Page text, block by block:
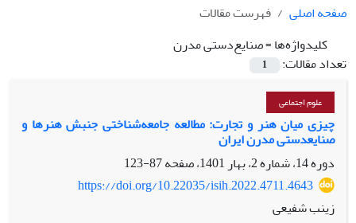
صفحه اصلی
فهرست مقالات
کلیدواژه‌ها =صنایع‌دستی مدرن
تعداد مقالات:
1
علوم اجتماعی
چیزی میان هنر و تجارت: مطالعه جامعه‌شناختی جنبش هنرها و
صنایع‍دستی مدرن ایران
دوره 14، شماره 2، بهار 1401، صفحه
87-123
https://doi.org/10.22035/isih.2022.4711.4643
زینب شفیعی